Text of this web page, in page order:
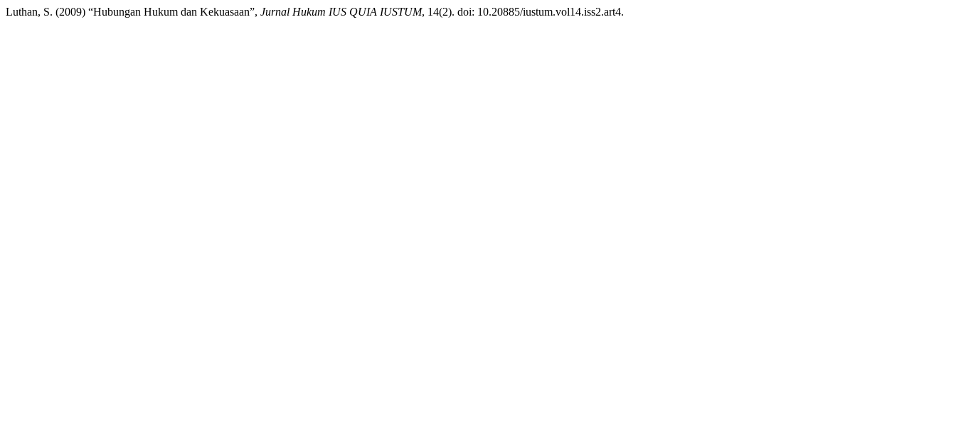
Luthan, S. (2009) “Hubungan Hukum dan Kekuasaan”, Jurnal Hukum IUS QUIA IUSTUM, 14(2). doi: 10.20885/iustum.vol14.iss2.art4.